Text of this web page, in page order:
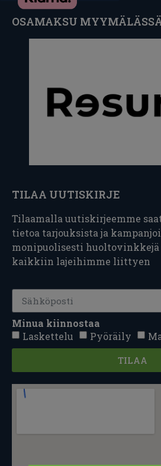
OSAMAKSU
TILAA UUTISKIRJE
Tilaamalla uutiskirjeemme
tietoa tarjouksista ja
monipuolisesti
kaikkiin lajeihimme liittyen
Minua kiinnostaa
Laskettelu
Pyöräily
TILAA